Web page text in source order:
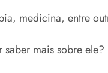
medicina, entre
saber mais sobre